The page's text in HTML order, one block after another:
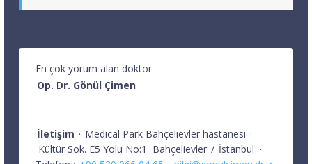
En çok yorum alan doktor
Op. Dr. Gönül Çimen
İletişim · Medical Park Bahçelievler hastanesi ·
Kültür Sok. E5 Yolu No:1
Bahçelievler / İstanbul ·